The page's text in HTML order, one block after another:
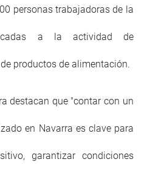
personas trabajadoras de la
a la actividad de
productos de alimentación.
destacan que "contar con un
en Navarra es clave para
garantizar condiciones